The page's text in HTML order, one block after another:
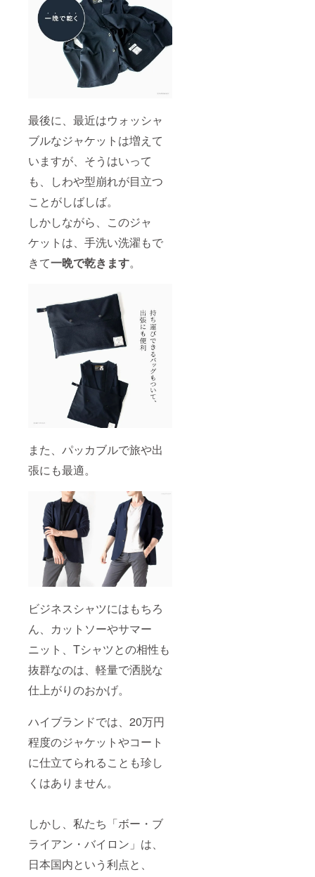
最後に、最近はウォッシャ
ブルなジャケットは増えて
いますが、そうはいって
も、しわや型崩れが目立つ
ことがしばしば。
しかしながら、このジャ
ケットは、手洗い洗濯もで
きて一晩で乾きます。
また、パッカブルで旅や出
張にも最適。
ビジネスシャツにはもちろ
ん、カットソーやサマー
ニット、Tシャツとの相性も
抜群なのは、軽量で洒脱な
仕上がりのおかげ。
ハイブランドでは、20万円
程度のジャケットやコート
に仕立てられることも珍し
くはありません。
しかし、私たち「ボー・ブ
ライアン・バイロン」は、
日本国内という利点と、